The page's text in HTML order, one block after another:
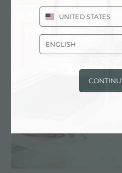
SERVICES:
UNITED STATES
ENGLISH